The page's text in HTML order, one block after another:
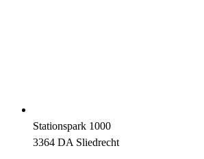
Stationspark 1000
3364 DA Sliedrecht